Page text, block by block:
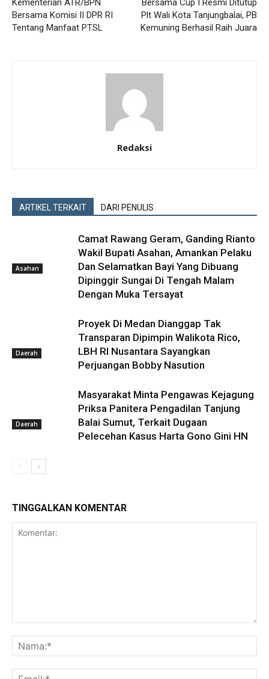
Kementerian ATR/BPN
Bersama Komisi II DPR RI
Tentang Manfaat PTSL
Bersama Cup I Resmi Ditutup
Plt Wali Kota Tanjungbalai, PB
Kemuning Berhasil Raih Juara
Redaksi
ARTIKEL TERKAIT DARI PENULIS
Asahan
Camat Rawang Geram, Ganding Rianto
Wakil Bupati Asahan, Amankan Pelaku
Dan Selamatkan Bayi Yang Dibuang
Dipinggir Sungai Di Tengah Malam
Dengan Muka Tersayat
Daerah
Proyek Di Medan Dianggap Tak
Transparan Dipimpin Walikota Rico,
LBH RI Nusantara Sayangkan
Perjuangan Bobby Nasution
Daerah
Masyarakat Minta Pengawas Kejagung
Priksa Panitera Pengadilan Tanjung
Balai Sumut, Terkait Dugaan
Pelecehan Kasus Harta Gono Gini HN
TINGGALKAN KOMENTAR